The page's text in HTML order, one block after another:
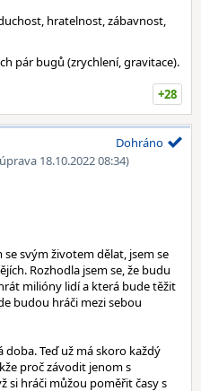
hratelnost, zábavnost,
pár bugů (zrychlení, gravitace).
+28
18.10.2022 08:34)
Dohráno
svým životem dělat, jsem se
Rozhodla jsem se, že budu
milióny lidí a která bude těžit
budou hráči mezi sebou
doba. Teď už má skoro každý
proč závodit jenom s
si hráči můžou poměřit časy s